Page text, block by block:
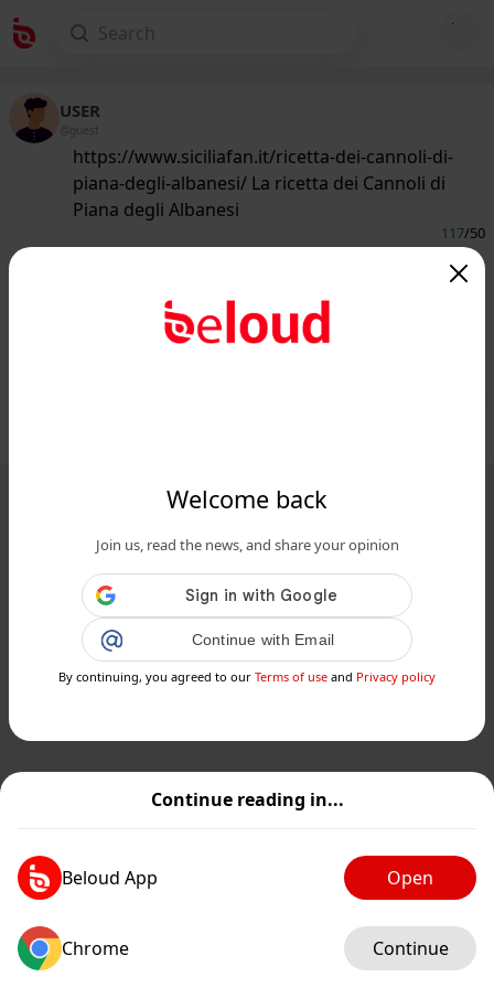
Continue reading in...
Beloud App Open
Chrome Continue
Welcome back
Join us, read the news, and share your opinion
Continue with Email
By continuing, you agreed to our Terms of use and Privacy policy
USER
@guest
https://www.siciliafan.it/ricetta-dei-cannoli-di-
piana-degli-albanesi/ La ricetta dei Cannoli di
Piana degli Albanesi
117/50
Albanesi: sarà amore al primo
assaggio...